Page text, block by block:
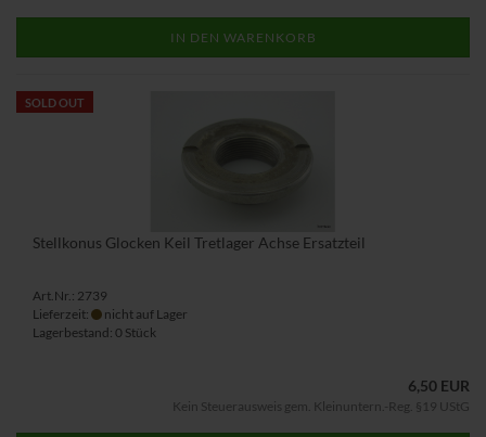
IN DEN WARENKORB
SOLD OUT
Stellkonus Glocken Keil Tretlager Achse Ersatzteil
Art.Nr.: 2739
Lieferzeit:
nicht auf Lager
Lagerbestand: 0 Stück
6,50 EUR
Kein Steuerausweis gem. Kleinuntern.-Reg. §19 UStG